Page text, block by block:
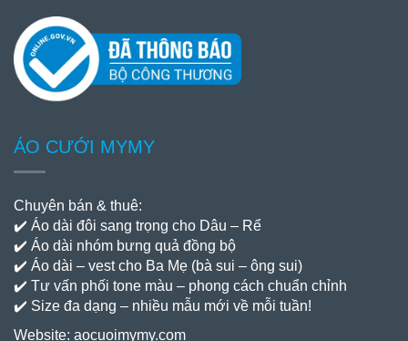
ÁO CƯỚI MYMY
Chuyên bán & thuê:
✔️ Áo dài đôi sang trọng cho Dâu – Rể
✔️ Áo dài nhóm bưng quả đồng bộ
✔️ Áo dài – vest cho Ba Mẹ (bà sui – ông sui)
✔️ Tư vấn phối tone màu – phong cách chuẩn chỉnh
✔️ Size đa dạng – nhiều mẫu mới về mỗi tuần!
Website: aocuoimymy.com